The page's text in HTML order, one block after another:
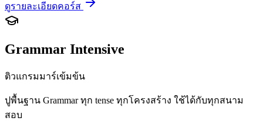
ดูรายละเอียดคอร์ส
Grammar Intensive
ติวแกรมมาร์เข้มข้น
ปูพื้นฐาน Grammar ทุก tense ทุกโครงสร้าง ใช้ได้กับทุกสนาม
สอบ